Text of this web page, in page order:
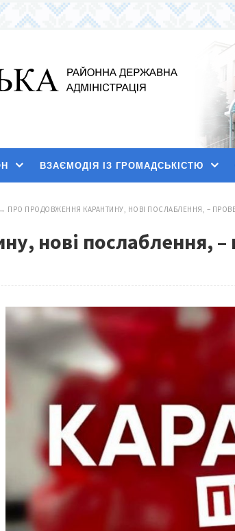
ВЗАЄМОДІЯ ІЗ ГРОМАДСЬКІСТЮ
→ ПРО ПРОДОВЖЕННЯ КАРАНТИНУ, НОВІ ПОСЛАБЛЕННЯ, –
нові послаблення, –